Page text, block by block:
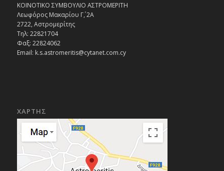
ΚΟΙΝΟΤΙΚΟ ΣΥΜΒΟΥΛΙΟ ΑΣΤΡΟΜΕΡΙΤΗ
Λεωφόρος Μακαρίου Γ΄, 2Α
2722, Αστρομερίτης
Τηλ: 22821704
Φαξ: 22824062
Email: k.s.astromeritis@cytanet.com.cy
ΧΑΡΤΗΣ